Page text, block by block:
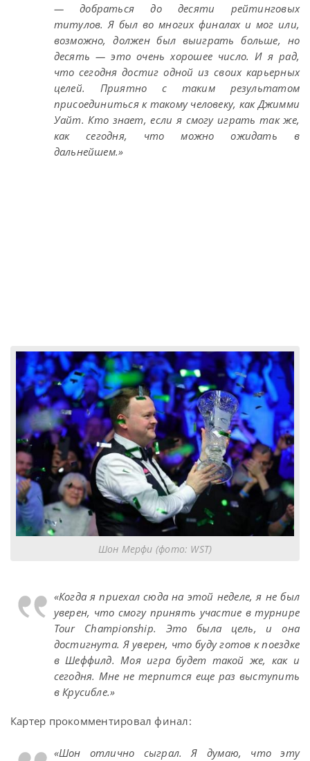
— добраться до десяти рейтинговых
титулов. Я был во многих финалах и мог или,
возможно, должен был выиграть больше, но
десять — это очень хорошее число. И я рад,
что сегодня достиг одной из своих карьерных
целей. Приятно с таким результатом
присоединиться к такому человеку, как Джимми
Уайт. Кто знает, если я смогу играть так же,
как сегодня, что можно ожидать в
дальнейшем.»
Шон Мерфи (фото: WST)
«Когда я приехал сюда на этой неделе, я не был
уверен, что смогу принять участие в турнире
Tour Championship. Это была цель, и она
достигнута. Я уверен, что буду готов к поездке
в Шеффилд. Моя игра будет такой же, как и
сегодня. Мне не терпится еще раз выступить
в Крусибле.»
Картер прокомментировал финал:
«Шон отлично сыграл. Я думаю, что эту